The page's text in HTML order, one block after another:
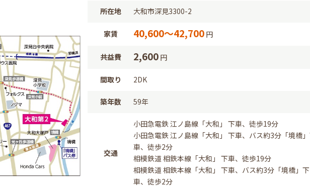
所在地 大和市深見3300-2
家賃 40,600～42,700 円
共益費 2,600 円
間取り 2DK
築年数 59年
交通
小田急電鉄 江ノ島線「大和」 下車、徒歩19分
小田急電鉄 江ノ島線「大和」 下車、バス約3分「境橋
車、徒歩2分
相模鉄道 相鉄本線「大和」 下車、徒歩19分
相模鉄道 相鉄本線「大和」 下車、バス約3分「境橋」下
車、徒歩2分